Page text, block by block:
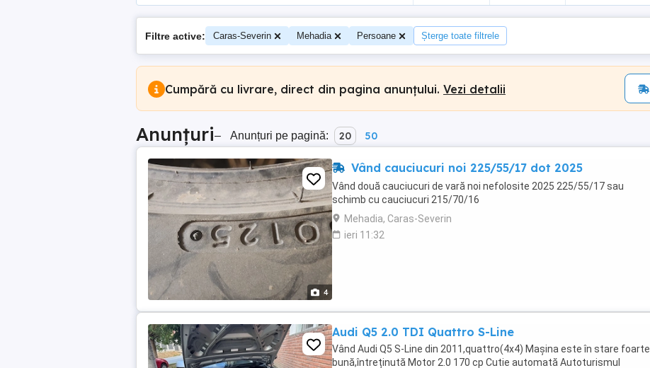
Filtre active: Caras-Severin Mehadia Persoane Șterge toate filtrele
Cumpără cu livrare, direct din pagina anunțului. Vezi detalii
Anunțuri– Anunțuri pe pagină: 20 50
4
Vând cauciucuri noi 225/55/17 dot 2025
Vând două cauciucuri de vară noi nefolosite 2025 225/55/17 sau
schimb cu cauciucuri 215/70/16
Mehadia, Caras-Severin
ieri 11:32
Audi Q5 2.0 TDI Quattro S-Line
Vând Audi Q5 S-Line din 2011,quattro(4x4) Mașina este în stare foarte
bună,întreținută Motor 2.0 170 cp Cutie automată Autoturismul